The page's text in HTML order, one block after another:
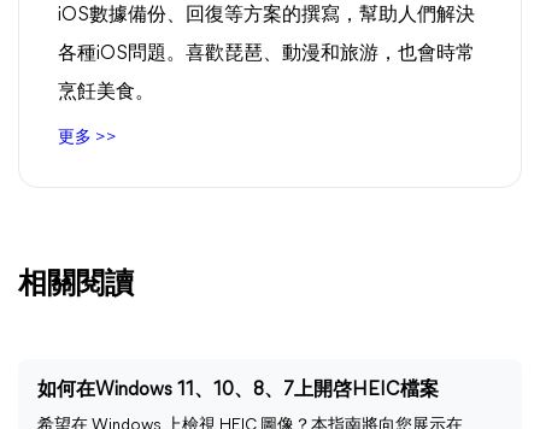
iOS數據備份、回復等方案的撰寫，幫助人們解決
各種iOS問題。喜歡琵琶、動漫和旅游，也會時常
烹飪美食。
更多 >>
相關閱讀
如何在Windows 11、10、8、7上開啓HEIC檔案